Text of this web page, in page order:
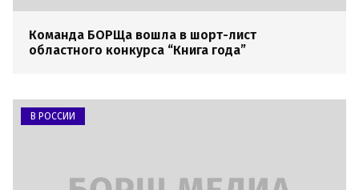
Команда БОРЩа вошла в шорт-лист
областного конкурса “Книга года”
В РОССИИ